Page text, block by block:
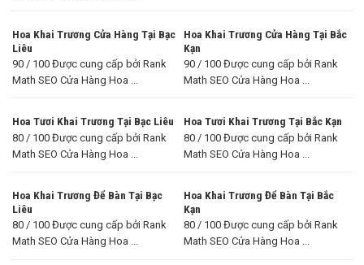
Hoa Khai Trương Cửa Hàng Tại Bạc
Liêu
90 / 100 Được cung cấp bởi Rank
Math SEO Cửa Hàng Hoa ...
Hoa Khai Trương Cửa Hàng Tại Bắc
Kạn
90 / 100 Được cung cấp bởi Rank
Math SEO Cửa Hàng Hoa ...
Hoa Tươi Khai Trương Tại Bạc Liêu
80 / 100 Được cung cấp bởi Rank
Math SEO Cửa Hàng Hoa ...
Hoa Tươi Khai Trương Tại Bắc Kạn
80 / 100 Được cung cấp bởi Rank
Math SEO Cửa Hàng Hoa ...
Hoa Khai Trương Để Bàn Tại Bạc
Liêu
80 / 100 Được cung cấp bởi Rank
Math SEO Cửa Hàng Hoa ...
Hoa Khai Trương Để Bàn Tại Bắc
Kạn
80 / 100 Được cung cấp bởi Rank
Math SEO Cửa Hàng Hoa ...